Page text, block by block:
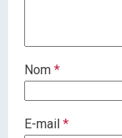
Nom *
E-mail *